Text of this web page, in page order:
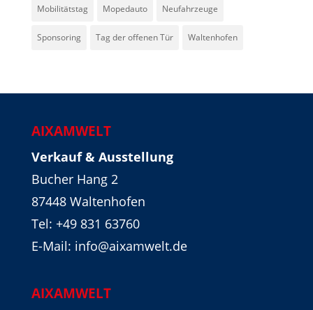
Mobilitätstag Mopedauto Neufahrzeuge
Sponsoring Tag der offenen Tür Waltenhofen
AIXAMWELT
Verkauf & Ausstellung
Bucher Hang 2
87448 Waltenhofen
Tel: +49 831 63760
E-Mail: info@aixamwelt.de
AIXAMWELT